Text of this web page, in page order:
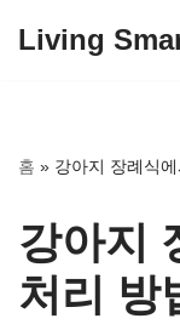
건
뛰
기
Living
홈 » 강아지 장례식
강아지
처리 방